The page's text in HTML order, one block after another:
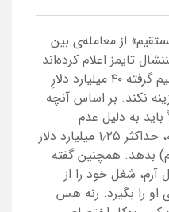
از معامله‌ی بین
تایمز اعلام کرده‌اند
غول بزرگ صنعت گرافیک تصمیم گرفته ۴۰ میلیارد دلارِ
نکند. بر‌ اساس آنچه
باید به دلیل عدم
موفقیت در نهایی کردن معامله، حداکثر ۱٫۲۵ میلیارد دلار
بدهد. همچنین گفته
آرم، شغل خود را از
را بگیرد. رنه هس